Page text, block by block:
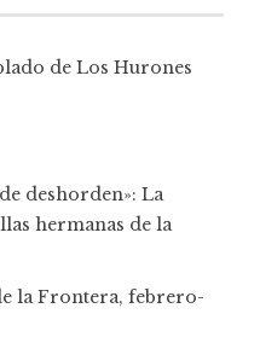
de Los Hurones
deshorden»: La
hermanas de la
la Frontera, febrero-